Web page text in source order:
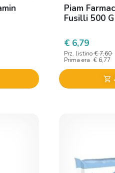
Piam
Fusilli 500 G
€ 6,79
Prz. listino € 7,60
Prima era € 6,77
shopping_cart